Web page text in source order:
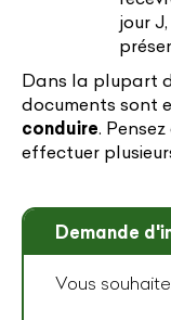
jour
Dans la plupart
documents sont
conduire.
effectuer
Demande
Vous